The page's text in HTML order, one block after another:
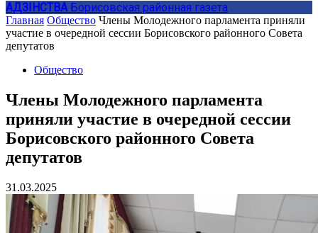
АДЗIНСТВА Борисовская районная газета
Главная Общество Члены Молодежного парламента приняли
участие в очередной сессии Борисовского районного Совета
депутатов
Общество
Члены Молодежного парламента
приняли участие в очередной сессии
Борисовского районного Совета
депутатов
31.03.2025